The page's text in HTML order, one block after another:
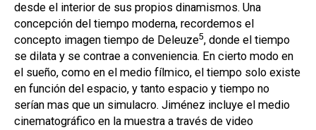
desde el interior de sus propios dinamismos. Una
concepción del tiempo moderna, recordemos el
concepto imagen tiempo de Deleuze5, donde el tiempo
se dilata y se contrae a conveniencia. En cierto modo en
el sueño, como en el medio fílmico, el tiempo solo existe
en función del espacio, y tanto espacio y tiempo no
serían mas que un simulacro. Jiménez incluye el medio
cinematográfico en la muestra a través de video